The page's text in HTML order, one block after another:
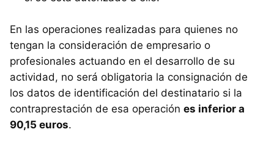
En las operaciones realizadas para quienes no
tengan la consideración de empresario o
profesionales actuando en el desarrollo de su
actividad, no será obligatoria la consignación de
los datos de identificación del destinatario si la
contraprestación de esa operación es inferior a
90,15 euros.